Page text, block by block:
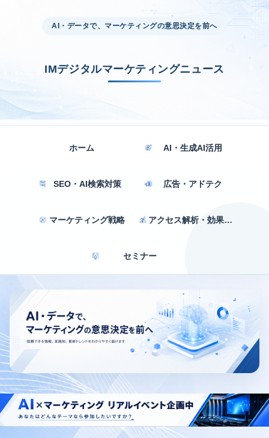
AI・データで、マーケティングの意思決定を前へ
IMデジタルマーケティングニュース
ホーム AI・生成AI活用
SEO・AI検索対策 広告・アドテク
マーケティング戦略 アクセス解析・効果測定
セミナー